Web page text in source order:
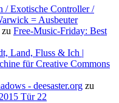
/ Exotische Controller /
= Ausbeuter
zu Free-Music-Friday: Best
Land, Fluss & Ich |
für Creative Commons
- deesaster.org zu
Tür 22